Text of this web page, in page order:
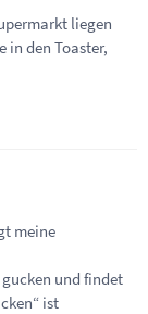
liegen
in den Toaster,
meine
gucken und findet
ist